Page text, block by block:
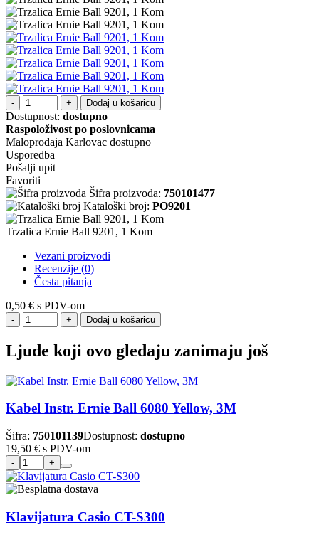
Dodaj u košaricu
Dostupnost: dostupno
Raspoloživost po poslovnicama
Maloprodaja Karlovac dostupno
Usporedba
Pošalji upit
Favoriti
Šifra proizvoda: 750101477
Kataloški broj: PO9201
Trzalica Ernie Ball 9201, 1 Kom
Vezani proizvodi
Recenzije (0)
Česta pitanja
0,50 € s PDV-om
Dodaj u košaricu
Ljude koji ovo gledaju zanimaju još
Kabel Instr. Ernie Ball 6080 Yellow, 3M
Šifra: 750101139Dostupnost: dostupno
19,50 € s PDV-om
Klavijatura Casio CT-S300